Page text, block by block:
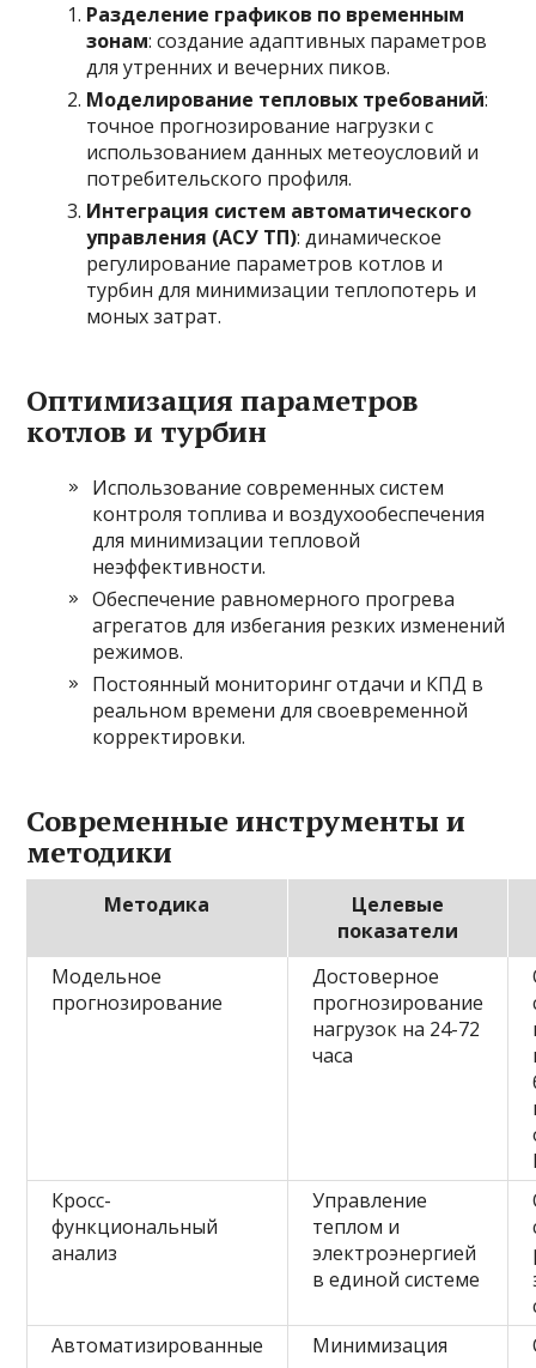
Разделение графиков по временным
зонам: создание адаптивных параметров
для утренних и вечерних пиков.
Моделирование тепловых требований:
точное прогнозирование нагрузки с
использованием данных метеоусловий и
потребительского профиля.
Интеграция систем автоматического
управления (АСУ ТП): динамическое
регулирование параметров котлов и
турбин для минимизации теплопотерь и
моных затрат.
Оптимизация параметров
котлов и турбин
Использование современных систем
контроля топлива и воздухообеспечения
для минимизации тепловой
неэффективности.
Обеспечение равномерного прогрева
агрегатов для избегания резких изменений
режимов.
Постоянный мониторинг отдачи и КПД в
реальном времени для своевременной
корректировки.
Современные инструменты и
методики
Методика
Целевые
показатели
Модельное
прогнозирование
Достоверное
прогнозирование
нагрузок на 24-72
часа
Кросс-
функциональный
анализ
Управление
теплом и
электроэнергией
в единой системе
Автоматизированные
Минимизация